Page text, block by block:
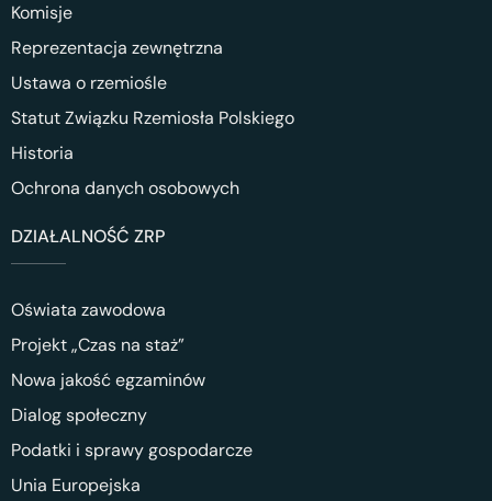
Komisje
Reprezentacja zewnętrzna
Ustawa o rzemiośle
Statut Związku Rzemiosła Polskiego
Historia
Ochrona danych osobowych
DZIAŁALNOŚĆ ZRP
Oświata zawodowa
Projekt „Czas na staż”
Nowa jakość egzaminów
Dialog społeczny
Podatki i sprawy gospodarcze
Unia Europejska